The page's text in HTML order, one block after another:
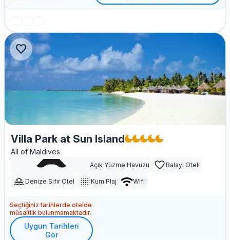
favorite
Villa Park at Sun Island
All of Maldives
Açık Yüzme Havuzu Balayı Oteli
Denize Sıfır Otel Kum Plaj Wifi
Seçtiğiniz tarihlerde otelde
müsaitlik bulunmamaktadır.
Uygun Tarihleri
Gör